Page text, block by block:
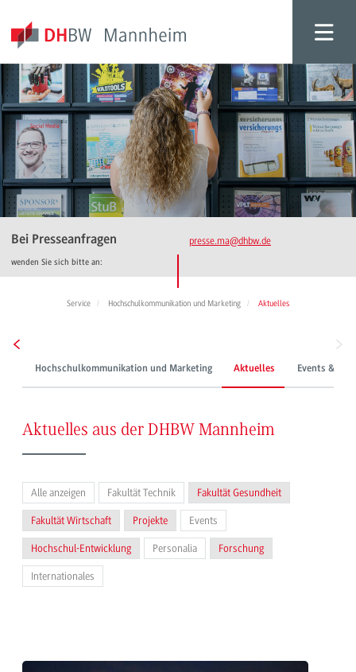
Bei Presseanfragen
wenden Sie sich bitte an:
presse.ma@dhbw.de
Service Hochschulkommunikation und Marketing Aktuelles
Hochschulkommunikation und Marketing Aktuelles Events &
Aktuelles aus der DHBW Mannheim
Alle anzeigen Fakultät Technik Fakultät Gesundheit
Fakultät Wirtschaft Projekte Events
Hochschul-Entwicklung Personalia Forschung
Internationales